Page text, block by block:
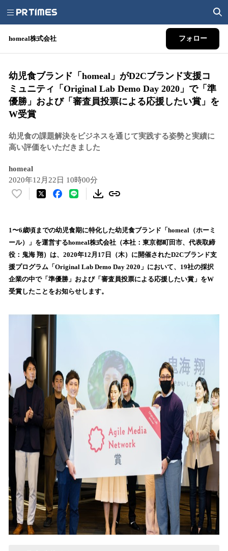
homeal株式会社 フォロー
幼児食ブランド「homeal」がD2Cブランド支援コ
ミュニティ「Original Lab Demo Day 2020」で「準
優勝」および「審査員投票による応援したい賞」を
W受賞
幼児食の課題解決をビジネスを通じて実践する姿勢と実績に
高い評価をいただきました
homeal
2020年12月22日 10時00分
い
！
数
を
読
み
込
み
で
1〜6歳頃までの幼児食期に特化した幼児食ブランド「homeal（ホーミ
ール）」を運営するhomeal株式会社（本社：東京都町田市、代表取締
役：鬼海 翔）は、2020年12月17日（木）に開催されたD2Cブランド支
援プログラム「Original Lab Demo Day 2020」において、19社の採択
企業の中で「準優勝」および「審査員投票による応援したい賞」をW
受賞したことをお知らせします。